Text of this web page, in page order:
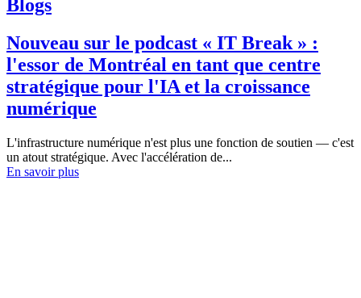
Blogs
Nouveau sur le podcast « IT Break » :
l'essor de Montréal en tant que centre
stratégique pour l'IA et la croissance
numérique
L'infrastructure numérique n'est plus une fonction de soutien — c'est
un atout stratégique. Avec l'accélération de...
En savoir plus